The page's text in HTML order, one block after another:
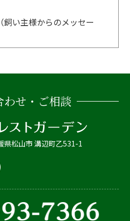
飼い主様からのメッセー
わせ・ご相談
松山市 溝辺町乙531-1